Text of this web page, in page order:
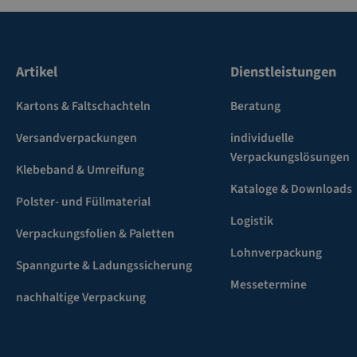
Artikel
Kartons & Faltschachteln
Versandverpackungen
Klebeband & Umreifung
Polster- und Füllmaterial
Verpackungsfolien & Paletten
Spanngurte & Ladungssicherung
nachhaltige Verpackung
Dienstleistungen
Beratung
individuelle
Verpackungslösungen
Kataloge & Downloads
Logistik
Lohnverpackung
Messetermine